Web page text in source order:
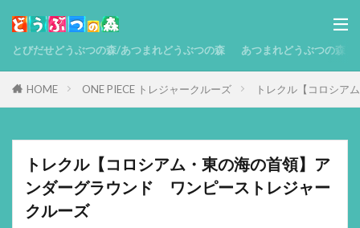
とびだせどうぶつの森/あつまれどうぶつの森 あつまれどうぶつの森
HOME ONE PIECE トレジャークルーズ トレクル【コロシア
トレクル【コロシアム・東の海の首領】ア
ンダーグラウンド ワンピーストレジャー
クルーズ